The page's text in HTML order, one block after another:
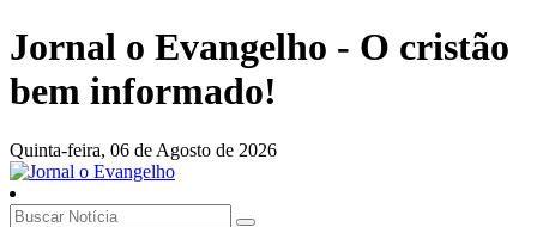
Jornal o Evangelho - O cristão
bem informado!
Quinta-feira, 06 de Agosto de 2026